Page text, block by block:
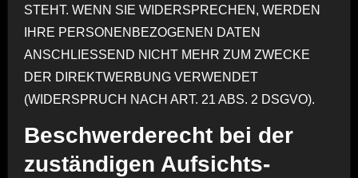
STEHT. WENN SIE WIDERSPRECHEN, WERDEN
IHRE PERSONENBEZOGENEN DATEN
ANSCHLIESSEND NICHT MEHR ZUM ZWECKE
DER DIREKTWERBUNG VERWENDET
(WIDERSPRUCH NACH ART. 21 ABS. 2 DSGVO).
Beschwerde­recht bei der
zuständigen Aufsichts­